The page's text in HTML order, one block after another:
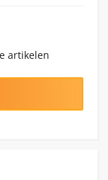
artikelen